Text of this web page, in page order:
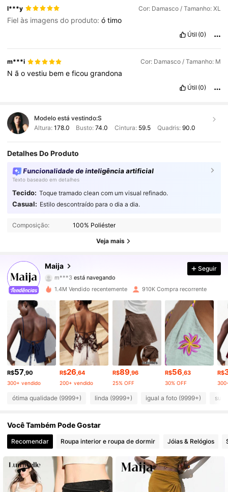
l***y Cor: Damasco / Tamanho: XL
Fiel às imagens do produto:ótimo
Útil (0)
m***i Cor: Damasco / Tamanho: M
Nãovestiu bemeficougrandona
Útil (0)
Modelo está vestindo:S
Altura: 178.0 Busto:74.0 Cintura: 59.5 Quadris: 90.0
Detalhes Do Produto
Funcionalidade de inteligência artificial
Texto baseado em detalhes
Tecido: Toque tramado clean com um visual refinado.
Casual: Estilo descontraído para o dia a dia.
Composição: 100% Poliéster
Veja mais
Maija
4,87 2.7M Seguidores
2.7M Seguidores
m***3
4,87
2.7M Seguidores
4,87 2.7M Seguidores
4,87 2.7M Seguidores
4,87 2.7M Seguidores
4,87 2.7M Seguidores
4,87 2.7M Seguidores
4,87 2.7M Seguidores
Seguir
1.4M Vendido recentemente 910K Compra recorrente
R$57,90
300+ vendido
R$26,64
200+ vendido
R$89,96
25% OFF
R$56,63
30% OFF
R$
ótima qualidade (9999+) linda (9999+) igual a foto (9999+)
Você Também Pode Gostar
Recomendar Roupa interior e roupa de dormir Jóias & Relógios